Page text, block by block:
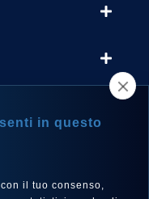
in questo
il tuo consenso,